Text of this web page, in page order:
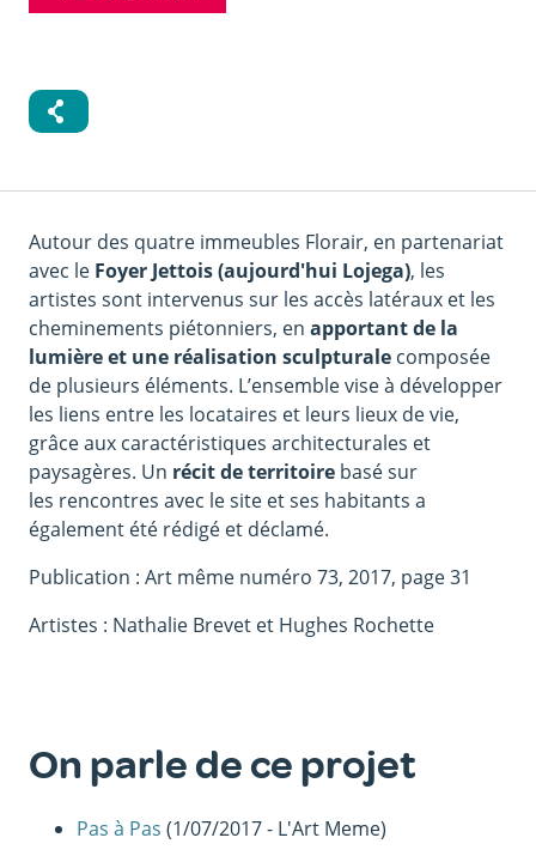
Autour des quatre immeubles Florair, en partenariat
avec le Foyer Jettois (aujourd'hui Lojega), les
artistes sont intervenus sur les accès latéraux et les
cheminements piétonniers, en apportant de la
lumière et une réalisation sculpturale composée
de plusieurs éléments. L’ensemble vise à développer
les liens entre les locataires et leurs lieux de vie,
grâce aux caractéristiques architecturales et
paysagères. Un récit de territoire basé sur
les rencontres avec le site et ses habitants a
également été rédigé et déclamé.
Publication : Art même numéro 73, 2017, page 31
Artistes : Nathalie Brevet et Hughes Rochette
On parle de ce projet
Pas à Pas (1/07/2017 - L'Art Meme)